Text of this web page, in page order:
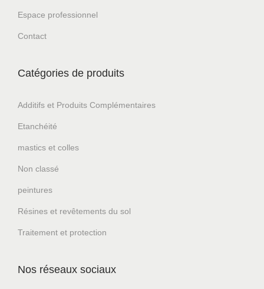
Espace professionnel
Contact
Catégories de produits
Additifs et Produits Complémentaires
Etanchéité
mastics et colles
Non classé
peintures
Résines et revêtements du sol
Traitement et protection
Nos réseaux sociaux